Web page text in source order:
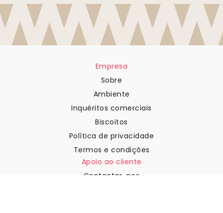
Empresa
Sobre
Ambiente
Inquéritos comerciais
Biscoitos
Política de privacidade
Termos e condições
Apoio ao cliente
Contactar-nos